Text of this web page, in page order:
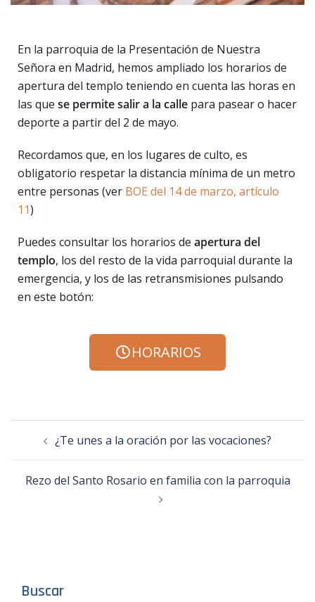
En la parroquia de la Presentación de Nuestra
Señora en Madrid, hemos ampliado los horarios de
apertura del templo teniendo en cuenta las horas en
las que se permite salir a la calle para pasear o hacer
deporte a partir del 2 de mayo.
Recordamos que, en los lugares de culto, es
obligatorio respetar la distancia mínima de un metro
entre personas (ver BOE del 14 de marzo, artículo
11)
Puedes consultar los horarios de apertura del
templo, los del resto de la vida parroquial durante la
emergencia, y los de las retransmisiones pulsando
en este botón:
HORARIOS
¿Te unes a la oración por las vocaciones?
Rezo del Santo Rosario en familia con la parroquia
Buscar